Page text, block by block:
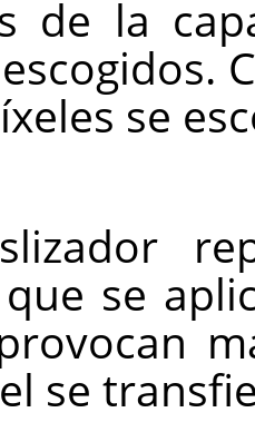
de la
se
se
se